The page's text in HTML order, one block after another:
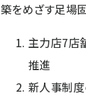
築をめざす足場
主力店7店
推進
新人事制